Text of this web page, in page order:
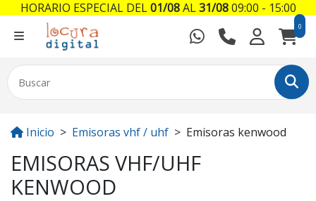
0
Inicio Emisoras vhf / uhf Emisoras kenwood
EMISORAS VHF/UHF
KENWOOD
HORARIO ESPECIAL DEL01/08AL31/0809:00 - 15:00